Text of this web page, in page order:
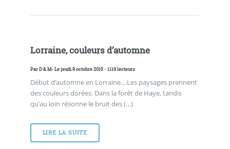
Lorraine, couleurs d’automne
ParD & M- Le jeudi 8 octobre 2015 - 1119 lecteurs
Début d’automne en Lorraine... Les paysages prennent
des couleurs dorées. Dans la forêt de Haye, tandis
qu’au loin résonne le bruit des (…)
LIRE LA SUITE